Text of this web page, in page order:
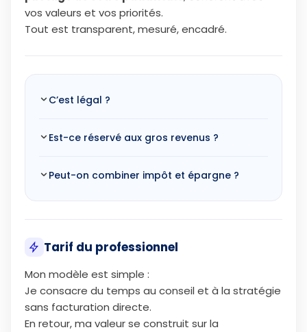
vos valeurs et vos priorités.
Tout est transparent, mesuré, encadré.
C’est légal ?
Est-ce réservé aux gros revenus ?
Peut-on combiner impôt et épargne ?
Tarif du professionnel
Mon modèle est simple :
Je consacre du temps au conseil et à la stratégie
sans facturation directe.
En retour, ma valeur se construit sur la